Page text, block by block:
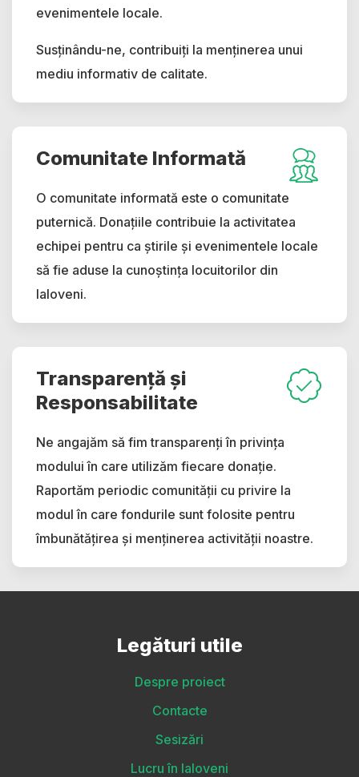
evenimentele locale.
Susținându-ne, contribuiți la menținerea unui
mediu informativ de calitate.
Comunitate Informată
O comunitate informată este o comunitate
puternică. Donațiile contribuie la activitatea
echipei pentru ca știrile și evenimentele locale
să fie aduse la cunoștința locuitorilor din
Ialoveni.
Transparență și
Responsabilitate
Ne angajăm să fim transparenți în privința
modului în care utilizăm fiecare donație.
Raportăm periodic comunității cu privire la
modul în care fondurile sunt folosite pentru
îmbunătățirea și menținerea activității noastre.
Legături utile
Despre proiect
Contacte
Sesizări
Lucru în Ialoveni